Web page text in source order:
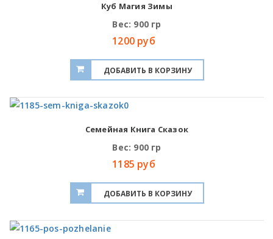
Куб Магия Зимы
Вес: 900 гр
1200 руб
Семейная Книга Сказок
Вес: 900 гр
1185 руб